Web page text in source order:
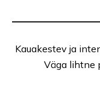
Kauakestev ja
Väga lihtne